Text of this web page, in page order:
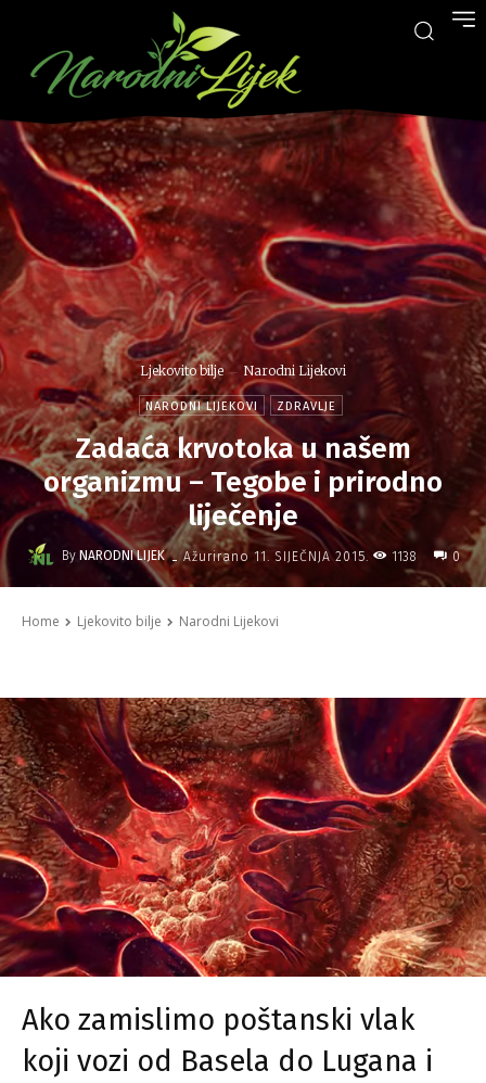
Ljekovito bilje Narodni Lijekovi
NARODNI LIJEKOVI ZDRAVLJE
Zadaća krvotoka u našem
organizmu – Tegobe i prirodno
liječenje
By NARODNI LIJEK - Ažurirano 11. SIJEČNJA 2015. 1138 0
Home Ljekovito bilje Narodni Lijekovi
Ako zamislimo poštanski vlak
koji vozi od Basela do Lugana i